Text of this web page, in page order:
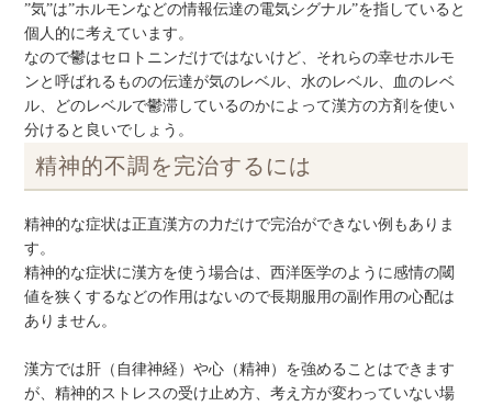
”気”は”ホルモンなどの情報伝達の電気シグナル”を指していると
個人的に考えています。
なので鬱はセロトニンだけではないけど、それらの幸せホルモ
ンと呼ばれるものの伝達が気のレベル、水のレベル、血のレベ
ル、どのレベルで鬱滞しているのかによって漢方の方剤を使い
分けると良いでしょう。
精神的不調を完治するには
精神的な症状は正直漢方の力だけで完治ができない例もありま
す。
精神的な症状に漢方を使う場合は、西洋医学のように感情の閾
値を狭くするなどの作用はないので長期服用の副作用の心配は
ありません。
漢方では肝（自律神経）や心（精神）を強めることはできます
が、精神的ストレスの受け止め方、考え方が変わっていない場